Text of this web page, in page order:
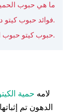
ما هي حبوب
فوائد حبوب كيتو دايت.
حبوب كيتو حبوب الحمية الآثار الجانبية.
لامه حمية
الدهون تم إثباتها